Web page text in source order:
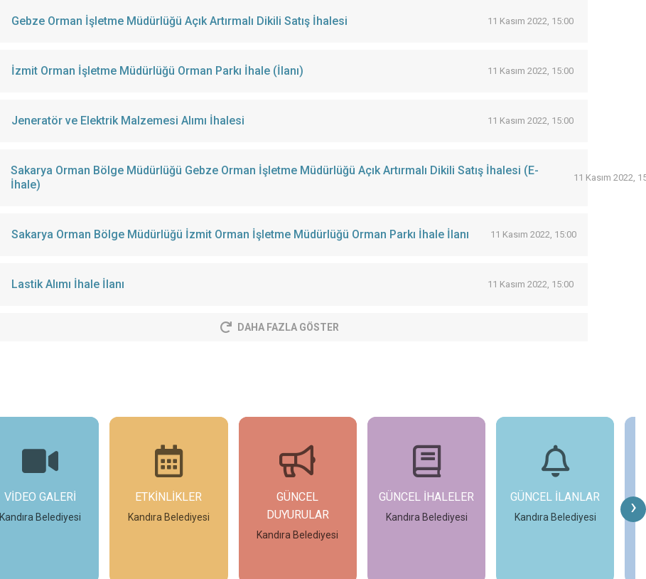
Gebze Orman İşletme Müdürlüğü Açık Artırmalı Dikili Satış İhalesi 11 Kasım 2022, 15:00
İzmit Orman İşletme Müdürlüğü Orman Parkı İhale (İlanı) 11 Kasım 2022, 15:00
Jeneratör ve Elektrik Malzemesi Alımı İhalesi 11 Kasım 2022, 15:00
Sakarya Orman Bölge Müdürlüğü Gebze Orman İşletme Müdürlüğü Açık Artırmalı Dikili Satış İhalesi (E-
İhale)
11 Kasım 2022,
Sakarya Orman Bölge Müdürlüğü İzmit Orman İşletme Müdürlüğü Orman Parkı İhale İlanı 11 Kasım 2022, 15:00
Lastik Alımı İhale İlanı 11 Kasım 2022, 15:00
DAHA FAZLA GÖSTER
›
VİDEO GALERİ
Kandıra Belediyesi
ETKİNLİKLER
Kandıra Belediyesi
GÜNCEL
DUYURULAR
Kandıra Belediyesi
GÜNCEL İHALELER
Kandıra Belediyesi
GÜNCEL İLANLAR
Kandıra Belediyesi